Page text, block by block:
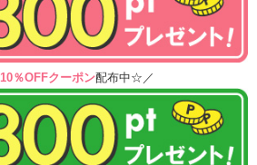
10％OFFクーポン配布中☆／